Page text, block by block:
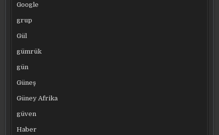
Google
grup
Gül
gümrük
gün
Güneş
Güney Afrika
güven
Haber